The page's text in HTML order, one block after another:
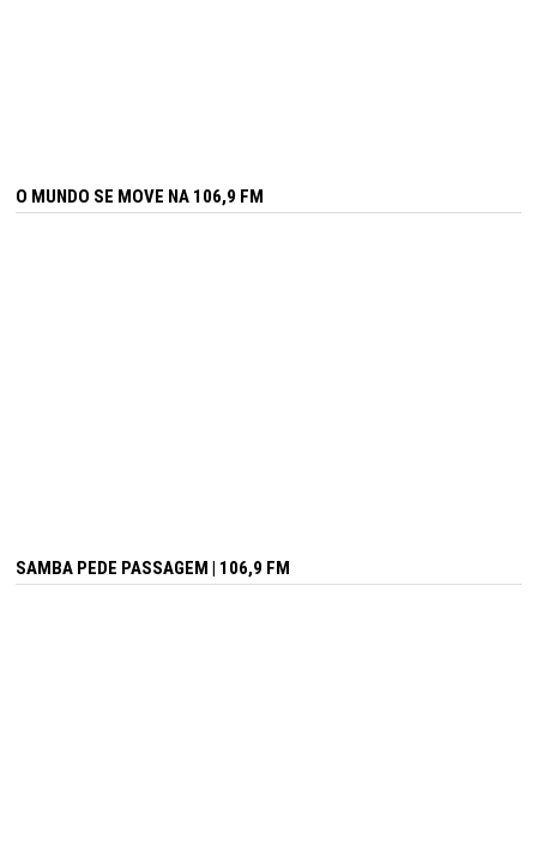
O MUNDO SE MOVE NA 106,9 FM
SAMBA PEDE PASSAGEM | 106,9 FM